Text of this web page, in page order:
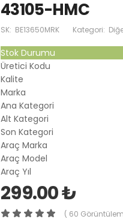
43105-HMC
SK: BE13650MRK Kategori:
Stok Durumu
Üretici Kodu
Kalite
Marka
Ana Kategori
Alt Kategori
Son Kategori
Araç Marka
Araç Model
Araç Yıl
299.00 ₺
( 60